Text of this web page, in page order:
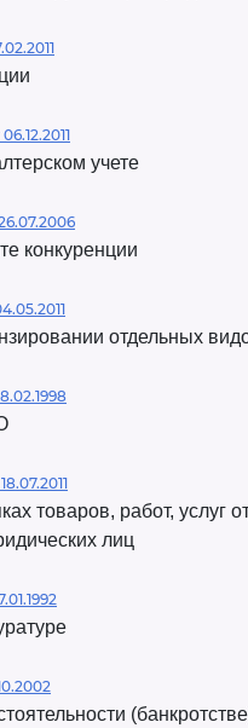
учете
конкуренции
отдельных
товаров, работ, услуг
лиц